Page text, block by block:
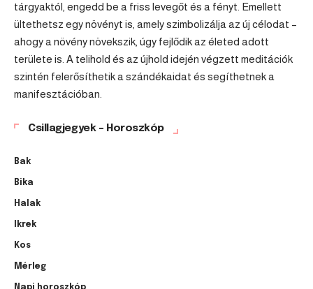
tárgyaktól, engedd be a friss levegőt és a fényt. Emellett
ültethetsz egy növényt is, amely szimbolizálja az új célodat –
ahogy a növény növekszik, úgy fejlődik az életed adott
területe is. A telihold és az újhold idején végzett meditációk
szintén felerősíthetik a szándékaidat és segíthetnek a
manifesztációban.
Csillagjegyek – Horoszkóp
Bak
Bika
Halak
Ikrek
Kos
Mérleg